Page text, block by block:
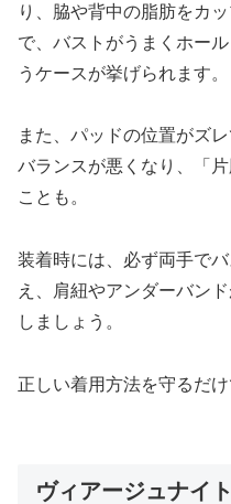
り、脇や背中の脂肪をカ
で、バストがうまくホー
うケースが挙げられます。
また、パッドの位置がズ
バランスが悪くなり、「
ことも。
装着時には、必ず両手で
え、肩紐やアンダーバン
しましょう。
正しい着用方法を守るだ
ヴィアージュナイ